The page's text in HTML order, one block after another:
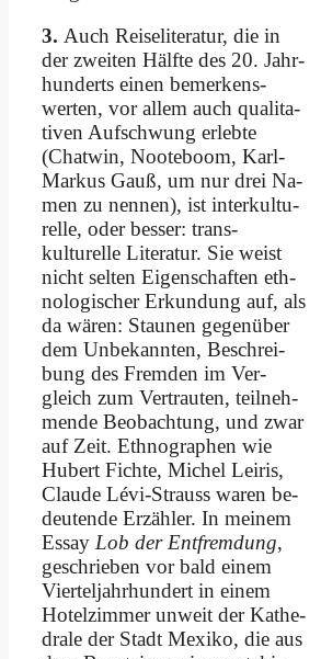
3. Auch Rei­se­li­te­ra­tur, die in
der zwei­ten Hälf­te des 20. Jahr­
hun­derts ei­nen bemerkens­
werten, vor al­lem auch qua­li­ta­
ti­ven Auf­schwung er­leb­te
(Chat­win, Noote­boom, Karl-
Mar­kus Gauß, um nur drei Na­
men zu nen­nen), ist in­ter­kul­tu­
rel­le, oder bes­ser: trans­
kulturelle Li­te­ra­tur. Sie weist
nicht sel­ten Ei­gen­schaf­ten eth­
no­lo­gi­scher Er­kun­dung auf, als
da wä­ren: Stau­nen ge­gen­über
dem Un­be­kann­ten, Be­schrei­
bung des Frem­den im Ver­
gleich zum Ver­trau­ten, teil­neh­
men­de Be­ob­ach­tung, und zwar
auf Zeit. Eth­no­gra­phen wie
Hu­bert Fich­te, Mi­chel Lei­ris,
Clau­de Lé­vi-Strauss wa­ren be­
deu­ten­de Er­zäh­ler. In mei­nem
Es­say Lob der Ent­frem­dung,
ge­schrie­ben vor bald ei­nem
Vier­tel­jahr­hun­dert in ei­nem
Ho­tel­zim­mer un­weit der Ka­the­
dra­le der Stadt Me­xi­ko, die aus